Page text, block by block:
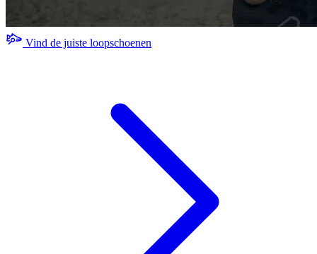
Vind de juiste loopschoenen